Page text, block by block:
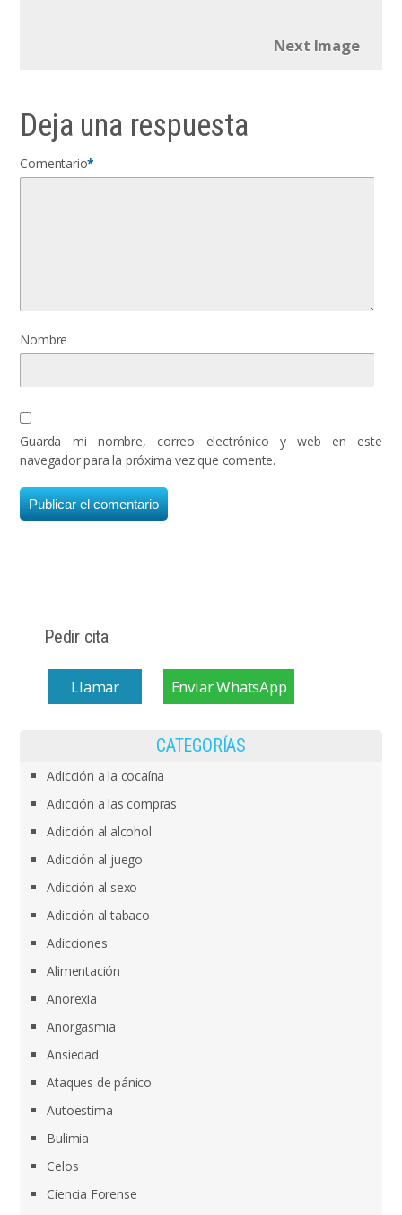
Next Image
Deja una respuesta
Comentario*
Nombre
Guarda mi nombre, correo electrónico y web en este
navegador para la próxima vez que comente.
Pedir cita
Llamar Enviar WhatsApp
CATEGORÍAS
Adicción a la cocaína
Adicción a las compras
Adicción al alcohol
Adicción al juego
Adicción al sexo
Adicción al tabaco
Adicciones
Alimentación
Anorexia
Anorgasmia
Ansiedad
Ataques de pánico
Autoestima
Bulimia
Celos
Ciencia Forense